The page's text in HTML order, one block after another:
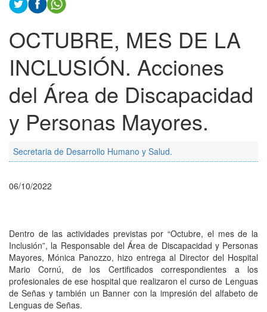
OCTUBRE, MES DE LA
INCLUSIÓN. Acciones
del Área de Discapacidad
y Personas Mayores.
Secretaria de Desarrollo Humano y Salud.
06/10/2022
Dentro de las actividades previstas por “Octubre, el mes de la
Inclusión”, la Responsable del Área de Discapacidad y Personas
Mayores, Mónica Panozzo, hizo entrega al Director del Hospital
Mario Cornú, de los Certificados correspondientes a los
profesionales de ese hospital que realizaron el curso de Lenguas
de Señas y también un Banner con la impresión del alfabeto de
Lenguas de Señas.